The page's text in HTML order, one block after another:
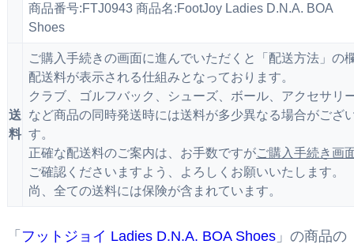
商品番号:FTJ0943 商品名:FootJoy Ladies D.N.A. BOA
Shoes
送
料
ご購入手続きの画面に進んでいただくと「配送方法」の
配送料が表示される仕組みとなっております。
クラブ、ゴルフバック、シューズ、ボール、アクセサリ
など商品の同時発送時には送料が多少異なる場合がござ
す。
正確な配送料のご案内は、お手数ですがご購入手続き画
ご確認くださいますよう、よろしくお願いいたします。
尚、全ての送料には保険が含まれています。
「 フットジョイ Ladies D.N.A. BOA Shoes」の商品の